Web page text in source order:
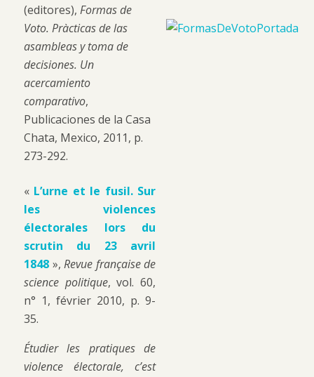
(editores), Formas de
Voto. Pràcticas de las
asambleas y toma de
decisiones. Un
acercamiento
comparativo,
Publicaciones de la Casa
Chata, Mexico, 2011, p.
273-292.
« L’urne et le fusil. Sur
les violences
électorales lors du
scrutin du 23 avril
1848 », Revue française de
science politique, vol. 60,
n° 1, février 2010, p. 9-
35.
Étudier les pratiques de
violence électorale, c’est